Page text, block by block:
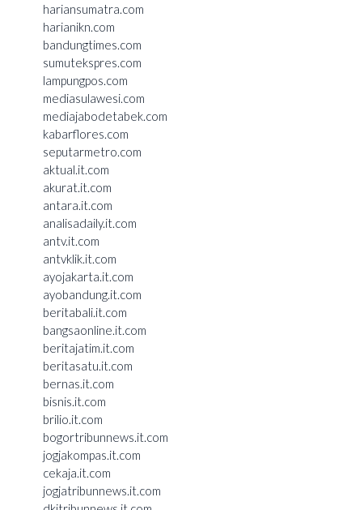
hariansumatra.com
harianikn.com
bandungtimes.com
sumutekspres.com
lampungpos.com
mediasulawesi.com
mediajabodetabek.com
kabarflores.com
seputarmetro.com
aktual.it.com
akurat.it.com
antara.it.com
analisadaily.it.com
antv.it.com
antvklik.it.com
ayojakarta.it.com
ayobandung.it.com
beritabali.it.com
bangsaonline.it.com
beritajatim.it.com
beritasatu.it.com
bernas.it.com
bisnis.it.com
brilio.it.com
bogortribunnews.it.com
jogjakompas.it.com
cekaja.it.com
jogjatribunnews.it.com